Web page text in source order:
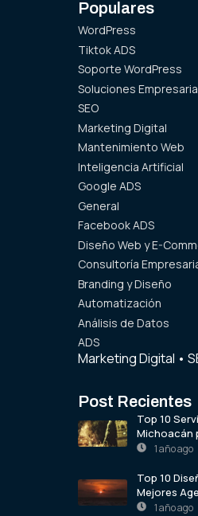
Populares
WordPress
Tiktok ADS
Soporte WordPress
Soluciones
SEO
Marketing Digital
Mantenimiento Web
Inteligencia Artificial
Google ADS
General
Facebook ADS
Diseño Web y E-
Consultoría
Branding y Diseño
Automatización
Análisis de Datos
ADS
Marketing Digital •
Post Recientes
Top 10
Michoacán
1 año ago
Top 10
Mejores
1 año ago